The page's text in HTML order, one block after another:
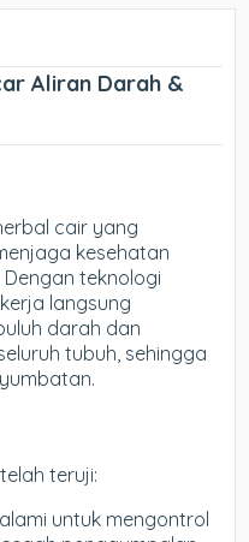
Aliran Darah &
cair yang
kesehatan
teknologi
langsung
darah dan
tubuh, sehingga
teruji:
untuk mengontrol